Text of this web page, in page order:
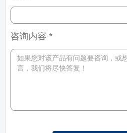
咨询内容 *